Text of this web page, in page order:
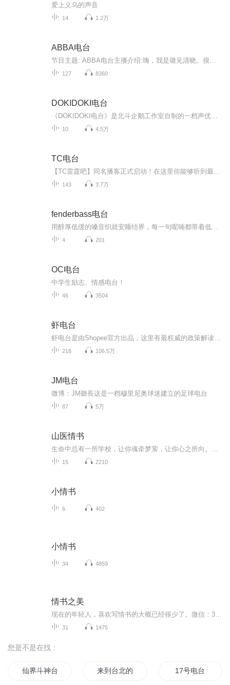
爱上义乌的声音
14 1.2万
ABBA电台
127 8360
DOKIDOKI电台
10 4.5万
TC电台
143 3.7万
fenderbass电台
4 201
OC电台
中学生励志、情感电台！
46 3504
虾电台
218 106.5万
JM电台
微博：JM聽長这是一档穆里尼奥球迷建立的足球电台
87 5万
山医情书
15 2210
小情书
6 402
小情书
34 4859
情书之美
31 1475
您是不是在找：
仙界斗神台 来到台北的梦想 17号电台